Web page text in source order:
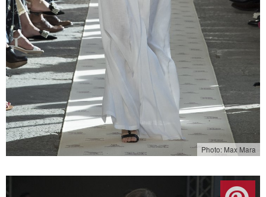
Photo: Max Mara